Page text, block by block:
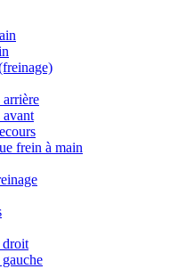
arrière
avant
frein à main
droit